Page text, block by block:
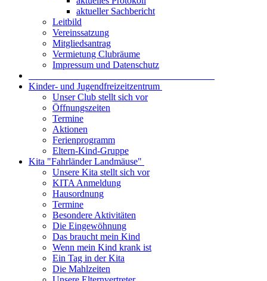
aktueller Sachbericht
Leitbild
Vereinssatzung
Mitgliedsantrag
Vermietung Clubräume
Impressum und Datenschutz
Kinder- und Jugendfreizeitzentrum
Unser Club stellt sich vor
Öffnungszeiten
Termine
Aktionen
Ferienprogramm
Eltern-Kind-Gruppe
Kita "Fahrländer Landmäuse"
Unsere Kita stellt sich vor
KITA Anmeldung
Hausordnung
Termine
Besondere Aktivitäten
Die Eingewöhnung
Das braucht mein Kind
Wenn mein Kind krank ist
Ein Tag in der Kita
Die Mahlzeiten